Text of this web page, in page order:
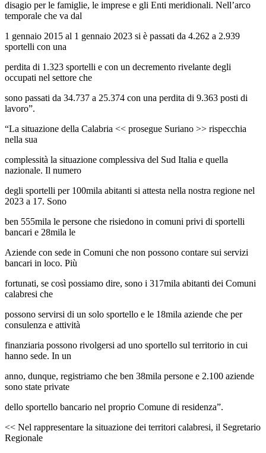
disagio per le famiglie, le imprese e gli Enti meridionali. Nell’arco
temporale che va dal
1 gennaio 2015 al 1 gennaio 2023 si è passati da 4.262 a 2.939
sportelli con una
perdita di 1.323 sportelli e con un decremento rivelante degli
occupati nel settore che
sono passati da 34.737 a 25.374 con una perdita di 9.363 posti di
lavoro”.
“La situazione della Calabria << prosegue Suriano >> rispecchia
nella sua
complessità la situazione complessiva del Sud Italia e quella
nazionale. Il numero
degli sportelli per 100mila abitanti si attesta nella nostra regione nel
2023 a 17. Sono
ben 555mila le persone che risiedono in comuni privi di sportelli
bancari e 28mila le
Aziende con sede in Comuni che non possono contare sui servizi
bancari in loco. Più
fortunati, se così possiamo dire, sono i 317mila abitanti dei Comuni
calabresi che
possono servirsi di un solo sportello e le 18mila aziende che per
consulenza e attività
finanziaria possono rivolgersi ad uno sportello sul territorio in cui
hanno sede. In un
anno, dunque, registriamo che ben 38mila persone e 2.100 aziende
sono state private
dello sportello bancario nel proprio Comune di residenza”.
<< Nel rappresentare la situazione dei territori calabresi, il Segretario
Regionale